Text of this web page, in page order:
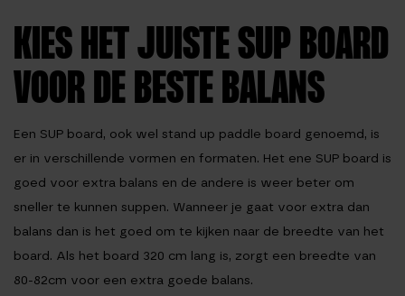
KIES HET JUISTE SUP BOARD
VOOR DE BESTE BALANS
Een SUP board, ook wel stand up paddle board genoemd, is
er in verschillende vormen en formaten. Het ene SUP board is
goed voor extra balans en de andere is weer beter om
sneller te kunnen suppen. Wanneer je gaat voor extra dan
balans dan is het goed om te kijken naar de breedte van het
board. Als het board 320 cm lang is, zorgt een breedte van
80-82cm voor een extra goede balans.